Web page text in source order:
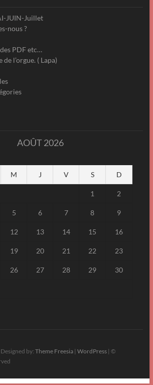
JUIN-Juillet
nous ?
PDF etc…
l’orgue. ( Lapa)
AOÛT 2026
M J V S D
1 2
5 6 7 8 9
12 13 14 15 16
19 20 21 22 23
26 27 28 29 30
by: Theme Freesia| WordPress| ©